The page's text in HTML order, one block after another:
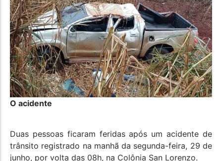
O acidente
Duas pessoas ficaram feridas após um acidente de
trânsito registrado na manhã da segunda-feira, 29 de
junho, por volta das 08h, na Colônia San Lorenzo.